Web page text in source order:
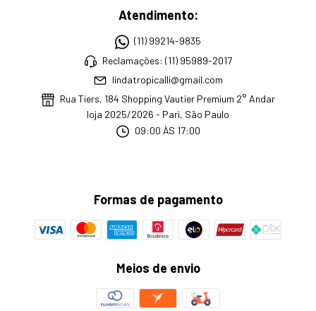
Atendimento:
(11) 99214-9835
Reclamações: (11) 95989-2017
lindatropicalli@gmail.com
Rua Tiers, 184 Shopping Vautier Premium 2° Andar
loja 2025/2026 - Pari, São Paulo
09:00 ÀS 17:00
Formas de pagamento
Meios de envio